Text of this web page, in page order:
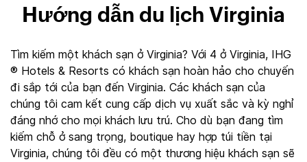
Hướng dẫn du lịch Virginia
Tìm kiếm một khách sạn ở Virginia? Với 4 ở Virginia, IHG
® Hotels & Resorts có khách sạn hoàn hảo cho chuyến
đi sắp tới của bạn đến Virginia. Các khách sạn của
chúng tôi cam kết cung cấp dịch vụ xuất sắc và kỳ nghỉ
đáng nhớ cho mọi khách lưu trú. Cho dù bạn đang tìm
kiếm chỗ ở sang trọng, boutique hay hợp túi tiền tại
Virginia, chúng tôi đều có một thương hiệu khách sạn sẽ